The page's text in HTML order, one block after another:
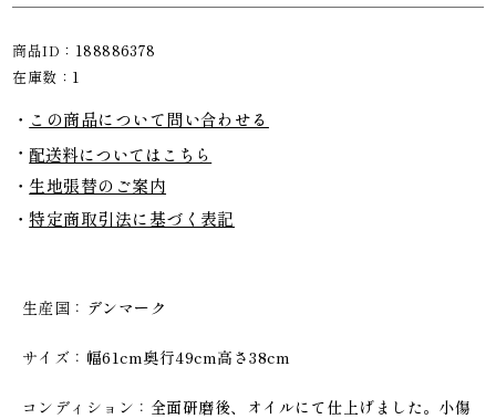
商品ID： 188886378
在庫数： 1
この商品について問い合わせる
配送料についてはこちら
生地張替のご案内
特定商取引法に基づく表記
生産国 デンマーク
サイズ 幅61cm奥行49cm高さ38cm
コンディション
全面研磨後、オイルにて仕上げました。小傷